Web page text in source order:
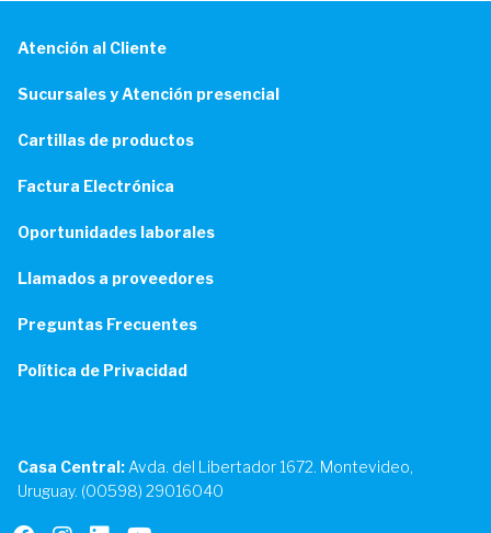
Atención al Cliente
Sucursales y Atención presencial
Cartillas de productos
Factura Electrónica
Oportunidades laborales
Llamados a proveedores
Preguntas Frecuentes
Política de Privacidad
Casa Central: Avda. del Libertador 1672. Montevideo,
Uruguay. (00598) 29016040